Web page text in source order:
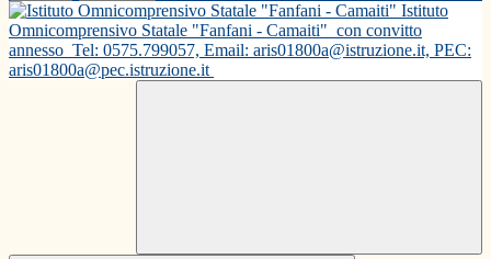
Istituto
Omnicomprensivo Statale "Fanfani - Camaiti" con convitto
annesso Tel: 0575.799057, Email: aris01800a@istruzione.it, PEC:
aris01800a@pec.istruzione.it